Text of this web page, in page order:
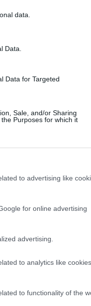
data.
Data.
Data for Targeted
Sale, and/or Sharing
Purposes for which it
to advertising like
for online advertising
advertising.
to analytics like
to functionality of the
Pues en
remontar puntos a
de jugársela, ya sea
aquellos
Ave Fénix.
en el mercado
tan decisivo
de inactividad.
ayudar a remontar si
mucho gol. ¡En
están los Jan
tienen un
buen puñado de